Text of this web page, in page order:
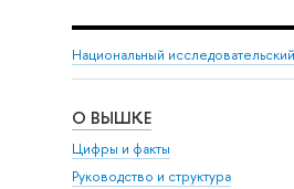
Национальный
О ВЫШКЕ
Цифры и факты
Руководство и структура